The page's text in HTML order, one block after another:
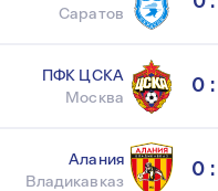
Саратов
ПФК ЦСКА
Москва
0
Алания
Владикавказ
0